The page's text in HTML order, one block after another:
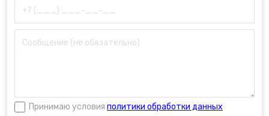
Принимаю условия политики обработки данных